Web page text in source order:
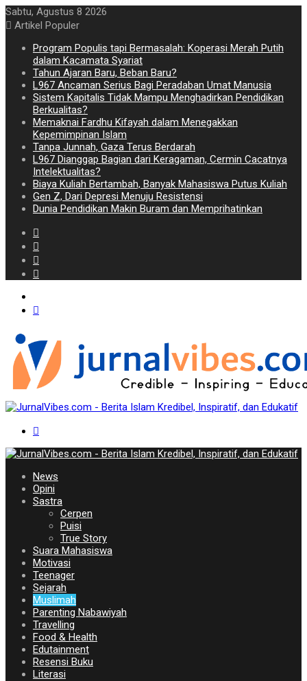
Sabtu, Agustus 8 2026
Artikel Populer
Program Populis tapi Bermasalah: Koperasi Merah Putih
dalam Kacamata Syariat
Tahun Ajaran Baru, Beban Baru?
L967 Ancaman Serius Bagi Peradaban Umat Manusia
Sistem Kapitalis Tidak Mampu Menghadirkan Pendidikan
Berkualitas?
Memaknai Fardhu Kifayah dalam Menegakkan
Kepemimpinan Islam
Tanpa Junnah, Gaza Terus Berdarah
L967 Dianggap Bagian dari Keragaman, Cermin Cacatnya
Intelektualitas?
Biaya Kuliah Bertambah, Banyak Mahasiswa Putus Kuliah
Gen Z, Dari Depresi Menuju Resistensi
Dunia Pendidikan Makin Buram dan Memprihatinkan
News
Opini
Sastra
Cerpen
Puisi
True Story
Suara Mahasiswa
Motivasi
Teenager
Sejarah
Muslimah
Parenting Nabawiyah
Travelling
Food & Health
Edutainment
Resensi Buku
Literasi